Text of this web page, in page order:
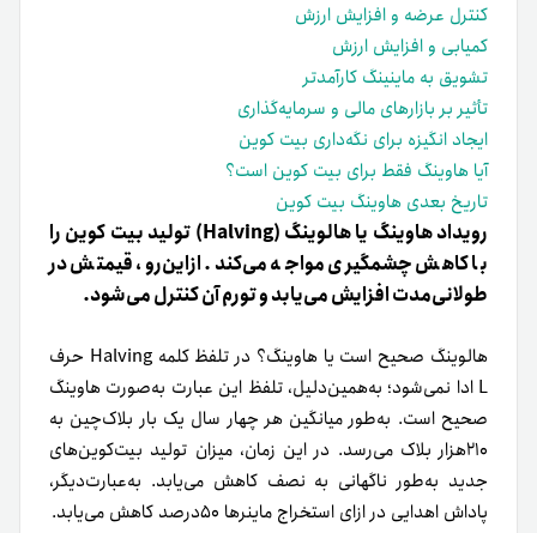
کنترل عرضه و افزایش ارزش
کمیابی و افزایش ارزش
تشویق به ماینینگ کارآمدتر
تأثیر بر بازارهای مالی و سرمایه‌گذاری
ایجاد انگیزه برای نگه‌داری بیت ‌کوین
آیا هاوینگ فقط برای بیت کوین است؟
تاریخ بعدی هاوینگ بیت‌ کوین
رویداد هاوینگ یا هالوینگ (Halving) تولید بیت کوین را
با کاهش چشمگیری مواجه می‌کند. ازاین‌رو، قیمتش در
طولانی‌مدت افزایش می‌یابد و تورم آن کنترل می‌شود.
هالوینگ صحیح است یا هاوینگ؟ در تلفظ کلمه Halving حرف
L ادا نمی‌شود؛ به‌همین‌دلیل، تلفظ این عبارت به‌صورت هاوینگ
صحیح است. به‌طور میانگین هر چهار سال یک بار بلاک‌چین به
۲۱۰هزار بلاک می‌رسد. در این زمان، میزان تولید بیت‌کوین‌های
جدید به‌طور ناگهانی به نصف کاهش می‌یابد. به‌عبارت‌دیگر،
پاداش اهدایی در ازای استخراج ماینرها ۵۰درصد کاهش می‌یابد.